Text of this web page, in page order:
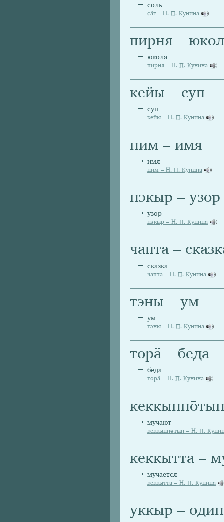
соль
ҫäг – Н. П. Кунина
пирня –
юкола
пирня – Н. П. Кунина
кейы – суп
суп
кейы – Н. П. Кунина
ним – имя
имя
ним – Н. П. Кунина
нэкыр – узор
узор
нэкыр – Н. П. Кунина
чапта –
сказка
чапта – Н. П. Кунина
тэны – ум
ум
тэны – Н. П. Кунина
торä – беда
беда
торä – Н. П. Кунина
мучают
кеккыннө̄тын – Н. П.
кеккытта –
мучается
кеккытта – Н. П. Кунина
уккыр – один